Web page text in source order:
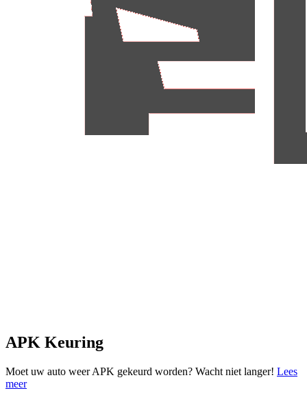
APK Keuring
Moet uw auto weer APK gekeurd worden? Wacht niet langer! Lees
meer